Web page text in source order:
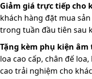
Giảm giá trực tiếp cho
khách hàng đặt mua
trong tuần đầu tiên sau
Tặng kèm phụ kiện
loa cao cấp, chân đế
cao trải nghiệm cho